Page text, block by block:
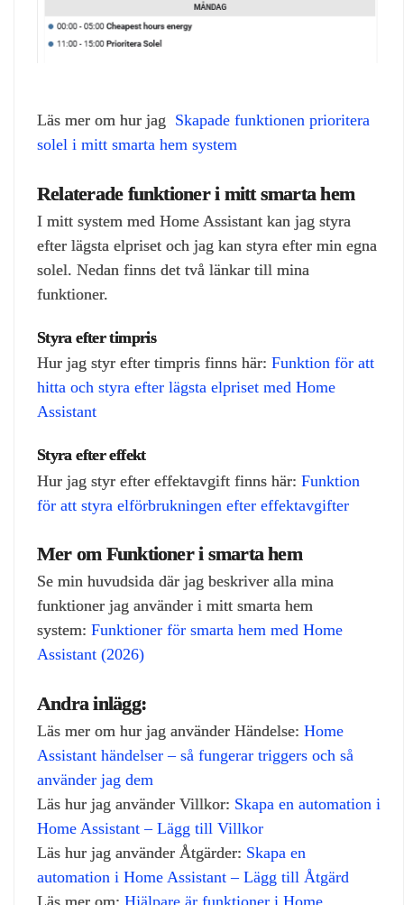
Läs mer om hur jag Skapade funktionen prioritera
solel i mitt smarta hem system
Relaterade funktioner i mitt smarta hem
I mitt system med Home Assistant kan jag styra
efter lägsta elpriset och jag kan styra efter min egna
solel. Nedan finns det två länkar till mina
funktioner.
Styra efter timpris
Hur jag styr efter timpris finns här: Funktion för att
hitta och styra efter lägsta elpriset med Home
Assistant
Styra efter effekt
Hur jag styr efter effektavgift finns här: Funktion
för att styra elförbrukningen efter effektavgifter
Mer om Funktioner i smarta hem
Se min huvudsida där jag beskriver alla mina
funktioner jag använder i mitt smarta hem
system: Funktioner för smarta hem med Home
Assistant (2026)
Andra inlägg:
Läs mer om hur jag använder Händelse: Home
Assistant händelser – så fungerar triggers och så
använder jag dem
Läs hur jag använder Villkor: Skapa en automation i
Home Assistant – Lägg till Villkor
Läs hur jag använder Åtgärder: Skapa en
automation i Home Assistant – Lägg till Åtgärd